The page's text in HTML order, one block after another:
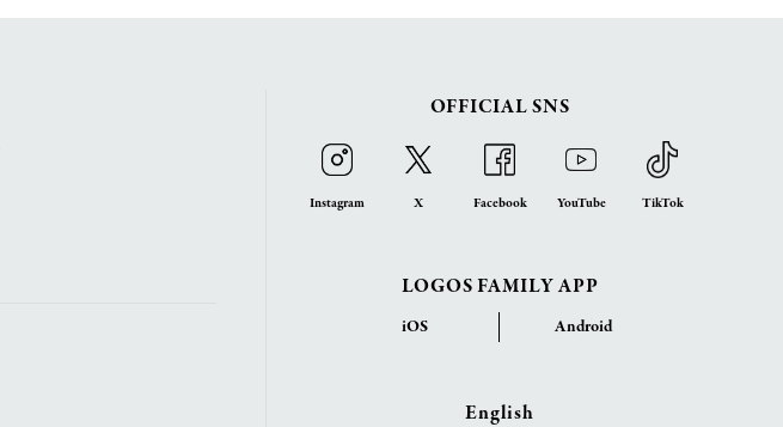
OFFICIAL SNS
Instagram X Facebook YouTube TikTok
LOGOS FAMILY APP
iOS Android
English